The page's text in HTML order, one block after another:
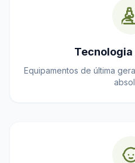
Equipamentos de última